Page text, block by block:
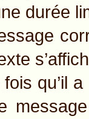
durée
qu’il